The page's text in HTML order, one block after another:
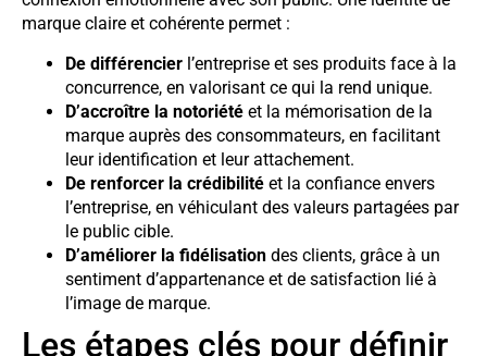
marque claire et cohérente permet :
De différencier l’entreprise et ses produits face à la
concurrence, en valorisant ce qui la rend unique.
D’accroître la notoriété et la mémorisation de la
marque auprès des consommateurs, en facilitant
leur identification et leur attachement.
De renforcer la crédibilité et la confiance envers
l’entreprise, en véhiculant des valeurs partagées par
le public cible.
D’améliorer la fidélisation des clients, grâce à un
sentiment d’appartenance et de satisfaction lié à
l’image de marque.
Les étapes clés pour définir